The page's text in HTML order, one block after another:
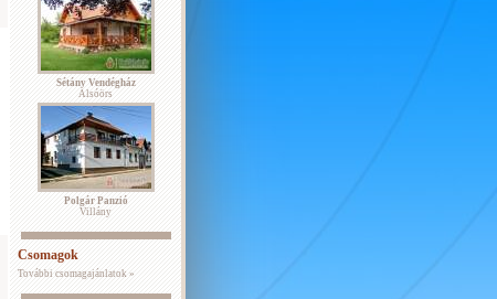
Sétány Vendégház
Alsóörs
Polgár Panzió
Villány
Csomagok
További csomagajánlatok »